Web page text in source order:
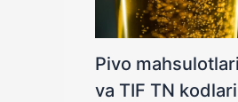
Pivo
va TIF TN kodlari